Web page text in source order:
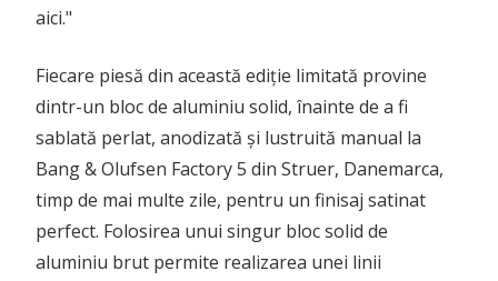
aici."
Fiecare piesă din această ediție limitată provine
dintr-un bloc de aluminiu solid, înainte de a fi
sablată perlat, anodizată și lustruită manual la
Bang & Olufsen Factory 5 din Struer, Danemarca,
timp de mai multe zile, pentru un finisaj satinat
perfect. Folosirea unui singur bloc solid de
aluminiu brut permite realizarea unei linii